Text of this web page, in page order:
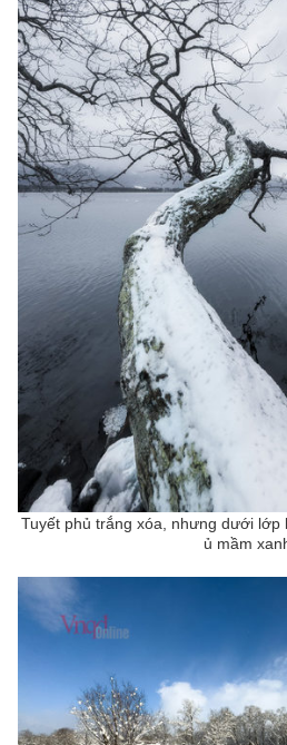
Tuyết phủ trắng xóa, nhưng dưới lớp
ủ mầm